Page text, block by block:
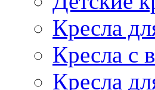
Кресла
Кресла с
Кресла